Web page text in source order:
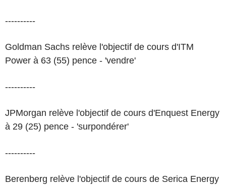
----------
Goldman Sachs relève l'objectif de cours d'ITM
Power à 63 (55) pence - 'vendre'
----------
JPMorgan relève l'objectif de cours d'Enquest Energy
à 29 (25) pence - 'surpondérer'
----------
Berenberg relève l'objectif de cours de Serica Energy